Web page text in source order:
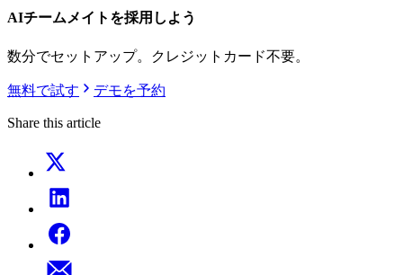
AIチームメイトを採用しよう
数分でセットアップ。クレジットカード不要。
無料で試す デモを予約
Share this article